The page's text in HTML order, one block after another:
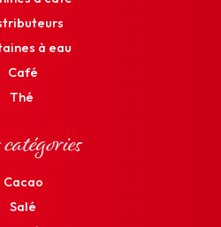
à eau
Café
Thé
Cacao
Salé